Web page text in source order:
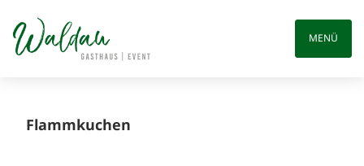
content
MENÜ
Flammkuchen